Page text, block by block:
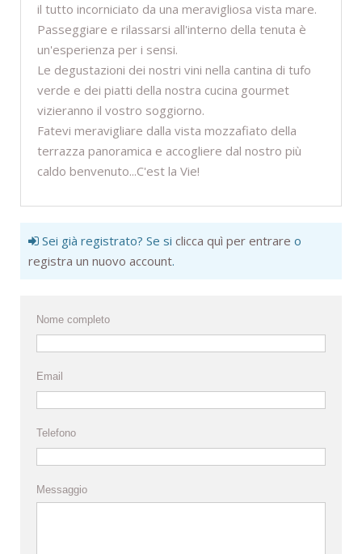
il tutto incorniciato da una meravigliosa vista mare.
Passeggiare e rilassarsi all'interno della tenuta è
un'esperienza per i sensi.
Le degustazioni dei nostri vini nella cantina di tufo
verde e dei piatti della nostra cucina gourmet
vizieranno il vostro soggiorno.
Fatevi meravigliare dalla vista mozzafiato della
terrazza panoramica e accogliere dal nostro più
caldo benvenuto...C'est la Vie!
Sei già registrato? Se si clicca quì per entrare o
registra un nuovo account.
Nome completo
Email
Telefono
Messaggio